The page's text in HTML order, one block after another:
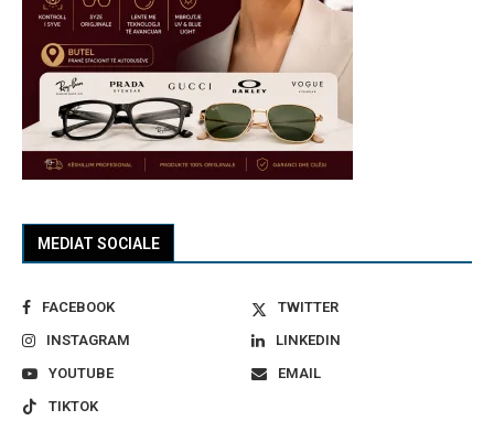
MEDIAT SOCIALE
FACEBOOK
TWITTER
INSTAGRAM
LINKEDIN
YOUTUBE
EMAIL
TIKTOK